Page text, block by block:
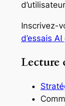
Inscrivez-
d’essais AI
Lecture